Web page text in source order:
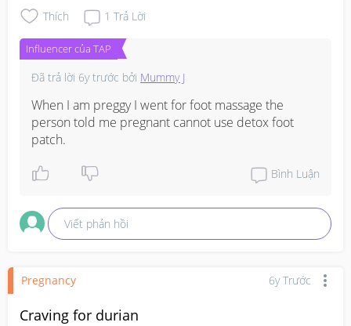
Thích 1 Trả Lời
Influencer của TAP
Đã trả lời 6y trước bởi Mummy J
When I am preggy I went for foot massage the
person told me pregnant cannot use detox foot
patch.
Bình Luận
Viết phản hồi
Pregnancy 6y Trước
Craving for durian